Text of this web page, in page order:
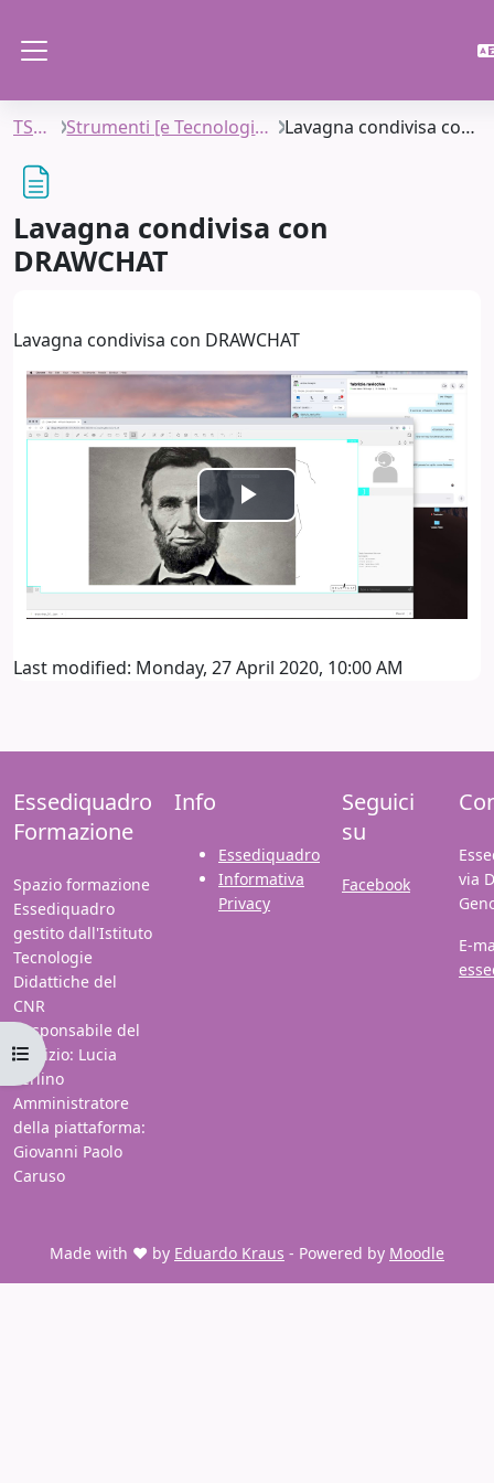
Open course index
TSIAC2 Strumenti [e Tecnologie per la DaD] Lavagna condivisa con DRAWCHAT
Lavagna condivisa con
DRAWCHAT
Lavagna condivisa con DRAWCHAT
Play
Video
Last modified: Monday, 27 April 2020, 10:00 AM
Essediquadro
Formazione
Spazio formazione
Essediquadro
gestito dall'Istituto
Tecnologie
Didattiche del
CNR
Responsabile del
servizio: Lucia
Ferlino
Amministratore
della piattaforma:
Giovanni Paolo
Caruso
Info
Essediquadro
Informativa
Privacy
Seguici
su
Facebook
via
E-
Made with ❤️ by Eduardo Kraus - Powered by Moodle